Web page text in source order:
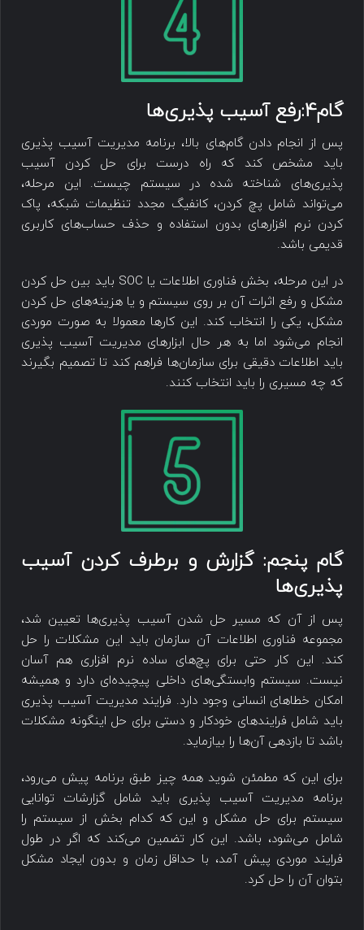
گام4:رفع ‌‌آسیب پذیری‌ها
پس از انجام دادن گام‌های بالا، برنامه مدیریت ‌‌آسیب پذیری
باید مشخص کند که راه درست برای حل کردن ‌‌آسیب
پذیری‌های شناخته شده در سیستم چیست. این مرحله،
‌می‌تواند شامل پچ کردن، کانفیگ مجدد تنظیمات شبکه، پاک
کردن نرم افزار‌های بدون استفاده و حذف حساب‌های کاربری
قدیمی‌ باشد.
در این مرحله، بخش فناوری اطلاعات یا SOC باید بین حل کردن
مشکل و رفع اثرات آن بر روی سیستم و یا هزینه‌های حل کردن
مشکل، یکی را انتخاب کند. این کارها معمولا به صورت موردی
انجام ‌می‌شود اما به هر حال ابزار‌های مدیریت ‌‌آسیب پذیری
باید اطلاعات دقیقی برای سازمان‌ها فراهم کند تا تصمیم بگیرند
که چه مسیری را باید انتخاب کنند.
گام پنجم: گزارش و برطرف کردن ‌‌آسیب
پذیری‌ها
پس از آن که مسیر حل شدن ‌‌آسیب پذیری‌ها تعیین شد،
مجموعه فناوری اطلاعات آن سازمان باید این مشکلات را حل
کند. این کار حتی برای پچ‌های ساده نرم افزاری هم آسان
نیست. سیستم وابستگی‌های داخلی پیچیده‌ای دارد و همیشه
امکان خطاهای انسانی وجود دارد. فرایند مدیریت ‌‌آسیب پذیری
باید شامل فرایند‌های خودکار و دستی برای حل اینگونه مشکلات
باشد تا بازدهی آن‌ها را بیازماید.
برای این که مطمئن شوید همه چیز طبق برنامه پیش ‌می‌رود،
برنامه مدیریت ‌‌آسیب پذیری باید شامل گزارشات توانایی
سیستم برای حل مشکل و این که کدام بخش از سیستم را
شامل ‌می‌شود، باشد. این کار تضمین ‌می‌کند که اگر در طول
فرایند موردی پیش آمد، با حداقل زمان و بدون ایجاد مشکل
بتوان آن را حل کرد.